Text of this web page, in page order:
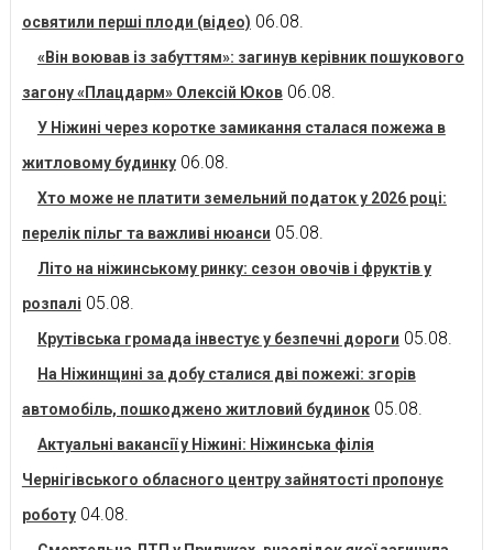
освятили перші плоди (відео) 06.08.
«Він воював із забуттям»: загинув керівник пошукового
загону «Плацдарм» Олексій Юков 06.08.
У Ніжині через коротке замикання сталася пожежа в
житловому будинку 06.08.
Хто може не платити земельний податок у 2026 році:
перелік пільг та важливі нюанси 05.08.
Літо на ніжинському ринку: сезон овочів і фруктів у
розпалі 05.08.
Крутівська громада інвестує у безпечні дороги 05.08.
На Ніжинщині за добу сталися дві пожежі: згорів
автомобіль, пошкоджено житловий будинок 05.08.
Актуальні вакансії у Ніжині: Ніжинська філія
Чернігівського обласного центру зайнятості пропонує
роботу 04.08.